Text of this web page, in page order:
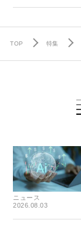
TOP 特集
ニュース
2026.08.03